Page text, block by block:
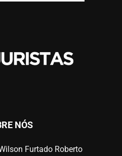
NÓS
Furtado Roberto